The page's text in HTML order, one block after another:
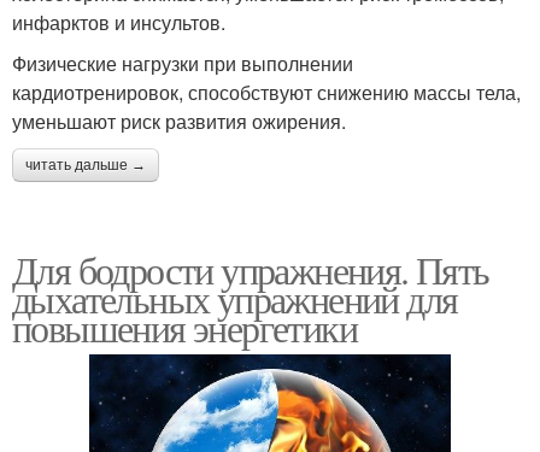
инфарктов и инсультов.
Физические нагрузки при выполнении
кардиотренировок, способствуют снижению массы тела,
уменьшают риск развития ожирения.
читать дальше →
Для бодрости упражнения. Пять
дыхательных упражнений для
повышения энергетики